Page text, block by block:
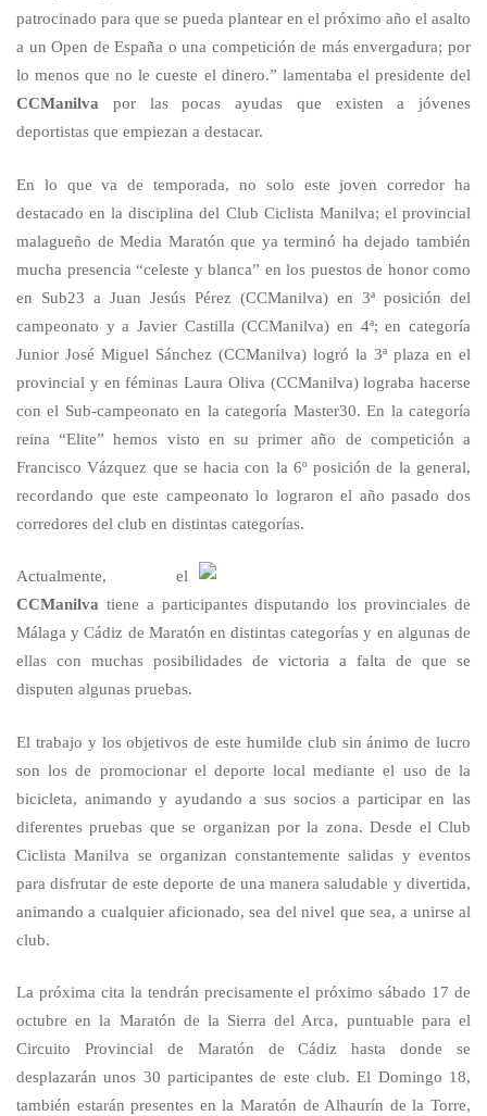
patrocinado para que se pueda plantear en el próximo año el asalto
a un Open de España o una competición de más envergadura; por
lo menos que no le cueste el dinero.” lamentaba el presidente del
CCManilva por las pocas ayudas que existen a jóvenes
deportistas que empiezan a destacar.
En lo que va de temporada, no solo este joven corredor ha
destacado en la disciplina del Club Ciclista Manilva; el provincial
malagueño de Media Maratón que ya terminó ha dejado también
mucha presencia “celeste y blanca” en los puestos de honor como
en Sub23 a Juan Jesús Pérez (CCManilva) en 3ª posición del
campeonato y a Javier Castilla (CCManilva) en 4ª; en categoría
Junior José Miguel Sánchez (CCManilva) logró la 3ª plaza en el
provincial y en féminas Laura Oliva (CCManilva) lograba hacerse
con el Sub-campeonato en la categoría Master30. En la categoría
reina “Elite” hemos visto en su primer año de competición a
Francisco Vázquez que se hacia con la 6º posición de la general,
recordando que este campeonato lo lograron el año pasado dos
corredores del club en distintas categorías.
Actualmente, el
CCManilva tiene a participantes disputando los provinciales de
Málaga y Cádiz de Maratón en distintas categorías y en algunas de
ellas con muchas posibilidades de victoria a falta de que se
disputen algunas pruebas.
El trabajo y los objetivos de este humilde club sin ánimo de lucro
son los de promocionar el deporte local mediante el uso de la
bicicleta, animando y ayudando a sus socios a participar en las
diferentes pruebas que se organizan por la zona. Desde el Club
Ciclista Manilva se organizan constantemente salidas y eventos
para disfrutar de este deporte de una manera saludable y divertida,
animando a cualquier aficionado, sea del nivel que sea, a unirse al
club.
La próxima cita la tendrán precisamente el próximo sábado 17 de
octubre en la Maratón de la Sierra del Arca, puntuable para el
Circuito Provincial de Maratón de Cádiz hasta donde se
desplazarán unos 30 participantes de este club. El Domingo 18,
también estarán presentes en la Maratón de Alhaurín de la Torre,